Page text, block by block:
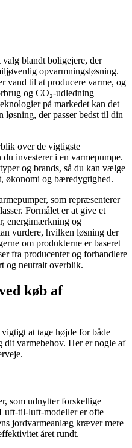
blandt boligejere, der
opvarmningsløsning.
vand til at producere varme, og
og CO₂-udledning
på markedet kan det
der passer bedst til din
over de vigtigste
investerer i en varmepumpe.
og brands, så du kan vælge
økonomi og bæredygtighed.
som repræsenterer
Formålet er at give et
energimærkning og
vurdere, hvilken løsning der
om produkterne er baseret
fra producenter og forhandlere
og neutralt overblik.
køb af
at tage højde for både
dit varmebehov. Her er nogle af
som udnytter forskellige
til-luft-modeller er ofte
jordvarmeanlæg kræver mere
året rundt.